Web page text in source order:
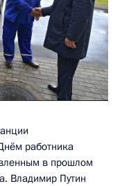
работника
в прошлом
Владимир Путин